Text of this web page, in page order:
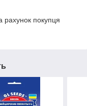
рахунок покупця